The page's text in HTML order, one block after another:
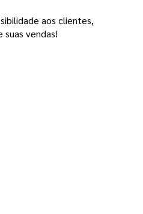
aos clientes,
vendas!